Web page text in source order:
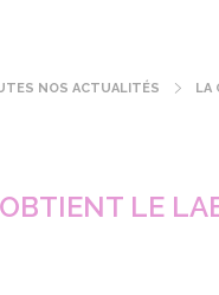
NOS ACTUALITÉS LA
LE